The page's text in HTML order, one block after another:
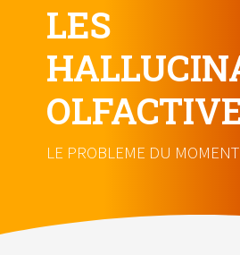
LES
LE PROBLEME DU MOMENT